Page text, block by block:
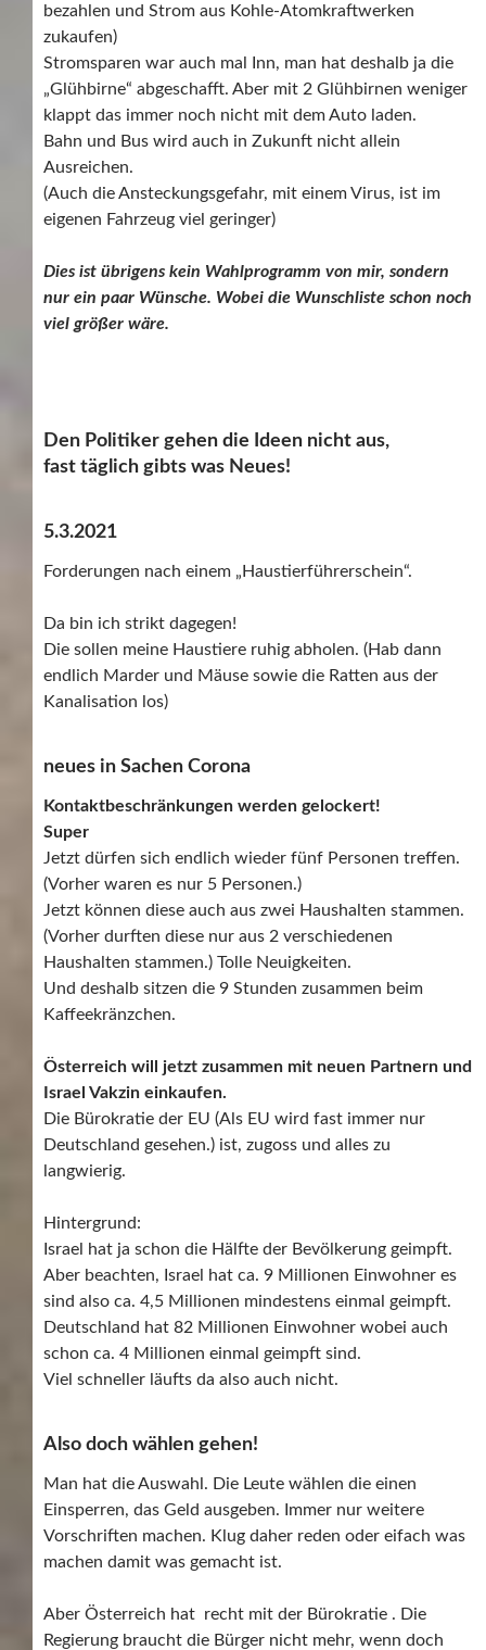
bezahlen und Strom aus Kohle-Atomkraftwerken
zukaufen)
Stromsparen war auch mal Inn, man hat deshalb ja die
„Glühbirne“ abgeschafft. Aber mit 2 Glühbirnen weniger
klappt das immer noch nicht mit dem Auto laden.
Bahn und Bus wird auch in Zukunft nicht allein
Ausreichen.
(Auch die Ansteckungsgefahr, mit einem Virus, ist im
eigenen Fahrzeug viel geringer)
Dies ist übrigens kein Wahlprogramm von mir, sondern
nur ein paar Wünsche. Wobei die Wunschliste schon noch
viel größer wäre.
Den Politiker gehen die Ideen nicht aus,
fast täglich gibts was Neues!
5.3.2021
Forderungen nach einem „Haustierführerschein“.
Da bin ich strikt dagegen!
Die sollen meine Haustiere ruhig abholen. (Hab dann
endlich Marder und Mäuse sowie die Ratten aus der
Kanalisation los)
neues in Sachen Corona
Kontaktbeschränkungen werden gelockert!
Super
Jetzt dürfen sich endlich wieder fünf Personen treffen.
(Vorher waren es nur 5 Personen.)
Jetzt können diese auch aus zwei Haushalten stammen.
(Vorher durften diese nur aus 2 verschiedenen
Haushalten stammen.) Tolle Neuigkeiten.
Und deshalb sitzen die 9 Stunden zusammen beim
Kaffeekränzchen.
Österreich will jetzt zusammen mit neuen Partnern und
Israel Vakzin einkaufen.
Die Bürokratie der EU (Als EU wird fast immer nur
Deutschland gesehen.) ist, zugoss und alles zu
langwierig.
Hintergrund:
Israel hat ja schon die Hälfte der Bevölkerung geimpft.
Aber beachten, Israel hat ca. 9 Millionen Einwohner es
sind also ca. 4,5 Millionen mindestens einmal geimpft.
Deutschland hat 82 Millionen Einwohner wobei auch
schon ca. 4 Millionen einmal geimpft sind.
Viel schneller läufts da also auch nicht.
Also doch wählen gehen!
Man hat die Auswahl. Die Leute wählen die einen
Einsperren, das Geld ausgeben. Immer nur weitere
Vorschriften machen. Klug daher reden oder eifach was
machen damit was gemacht ist.
Aber Österreich hat recht mit der Bürokratie . Die
Regierung braucht die Bürger nicht mehr, wenn doch